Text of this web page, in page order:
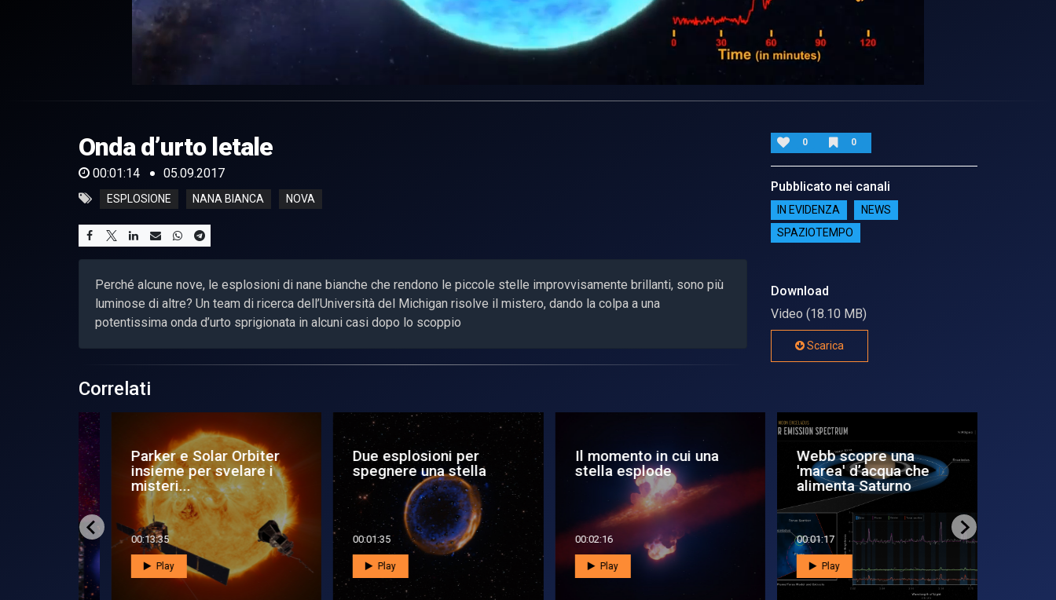
of
14
secondsVolume
0%
Onda d’urto letale
00:01:14 05.09.2017
ESPLOSIONE NANA BIANCA NOVA
Perché alcune nove, le esplosioni di nane bianche che rendono le piccole stelle improvvisamente brillanti, sono più
luminose di altre? Un team di ricerca dell’Università del Michigan risolve il mistero, dando la colpa a una
potentissima onda d’urto sprigionata in alcuni casi dopo lo scoppio
0 0
Pubblicato nei canali
IN EVIDENZA
NEWS
SPAZIOTEMPO
Download
Video (18.10 MB)
Scarica
Correlati
Parker e Solar Orbiter
insieme per svelare i
misteri...
00:13:35
Play
Due esplosioni per
spegnere una stella
00:01:35
Play
Il momento in cui una
stella esplode
00:02:16
Play
Webb scopre una
'marea' d’acqua che
alimenta Saturno
00:01:17
Play